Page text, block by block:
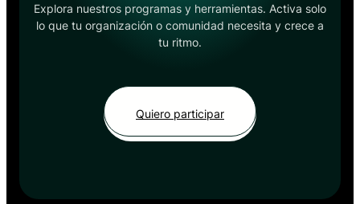
Explora nuestros programas y herramientas. Activa solo
lo que tu organización o comunidad necesita y crece a
tu ritmo.
Quiero participar